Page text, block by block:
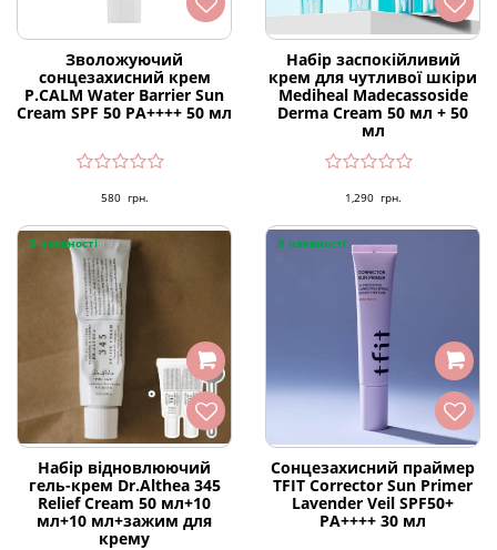
Зволожуючий
сонцезахисний крем
P.CALM Water Barrier Sun
Cream SPF 50 PA++++ 50 мл
580 грн.
Набір заспокійливий
крем для чутливої шкіри
Mediheal Madecassoside
Derma Cream 50 мл + 50
мл
1,290 грн.
В наявності
Набір відновлюючий
гель-крем Dr.Althea 345
Relief Cream 50 мл+10
мл+10 мл+зажим для
крему
В наявності
Сонцезахисний праймер
TFIT Corrector Sun Primer
Lavender Veil SPF50+
PA++++ 30 мл